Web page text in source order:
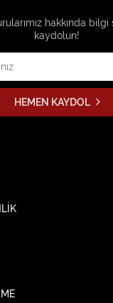
hakkında
kaydolun!
HEMEN KAYDOL